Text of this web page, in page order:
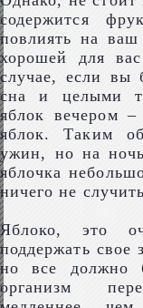
содержится
повлиять на
хорошей для
случае, если вы
сна и целыми
яблок вечером
яблок. Таким
ужин, но на
яблочка
ничего не
Яблоко, это
поддержать свое
но все должно
организм